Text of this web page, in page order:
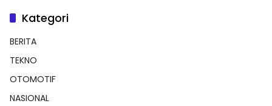
Kategori
BERITA
TEKNO
OTOMOTIF
NASIONAL